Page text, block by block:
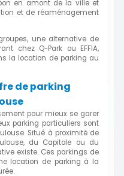
en amont de la ville et
et de réaménagement
une alternative de
chez Q-Park ou EFFIA,
la location de parking au
de parking
pour mieux se garer
parking particuliers sont
Situé à proximité de
du Capitole ou du
existe. Ces parkings de
location de parking à la